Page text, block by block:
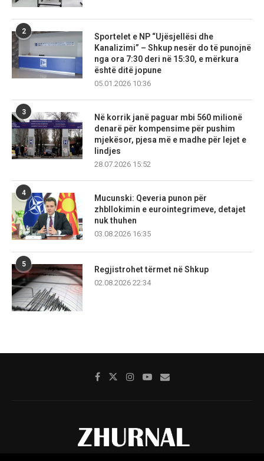
2
Sportelet e NP “Ujësjellësi dhe
Kanalizimi” – Shkup nesër do të punojnë
nga ora 7:30 deri në 15:30, e mërkura
është ditë jopune
05.01.2026 10:36
3
Në korrik janë paguar mbi 560 milionë
denarë për kompensime për pushim
mjekësor, pjesa më e madhe për lejet e
lindjes
28.07.2026 15:52
4
Mucunski: Qeveria punon për
zhbllokimin e eurointegrimeve, detajet
nuk thuhen
03.08.2026 16:35
5
Regjistrohet tërmet në Shkup
02.08.2026 22:34